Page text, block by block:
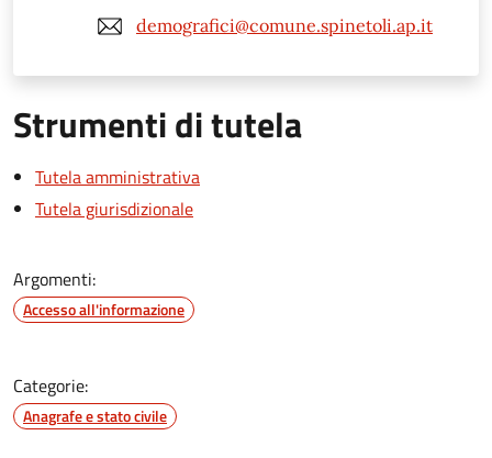
demografici@comune.spinetoli.ap.it
Strumenti di tutela
Tutela amministrativa
Tutela giurisdizionale
Argomenti:
Accesso all'informazione
Categorie:
Anagrafe e stato civile